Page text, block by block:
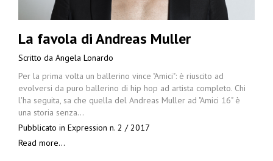
La favola di Andreas Muller
Scritto da Angela Lonardo
Per la prima volta un ballerino vince "Amici": è riuscito ad
evolversi da puro ballerino di hip hop ad artista completo. Chi
l'ha seguita, sa che quella del Andreas Muller ad "Amici 16" è
una storia senza…
Pubblicato in Expression n. 2 / 2017
Read more...